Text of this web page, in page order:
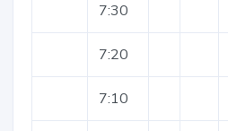
7:30
7:20
7:10